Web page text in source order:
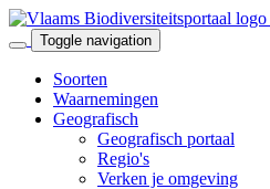
Toggle navigation
Soorten
Waarnemingen
Geografisch
Geografisch portaal
Regio's
Verken je omgeving